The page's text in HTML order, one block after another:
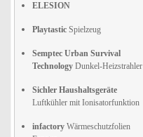
ELESION
Playtastic Spielzeug
Semptec Urban Survival
Technology Dunkel-Heizstrahler
Sichler Haushaltsgeräte
Luftkühler mit Ionisatorfunktion
infactory Wärmeschutzfolien